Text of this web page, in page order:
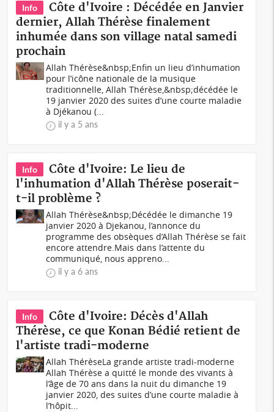
Info
Côte d'Ivoire : Décédée en Janvier
dernier, Allah Thérèse finalement
inhumée dans son village natal samedi
prochain
Allah Thérèse&nbsp;Enfin un lieu d’inhumation
pour l’icône nationale de la musique
traditionnelle, Allah Thérèse,&nbsp;décédée le
19 janvier 2020 des suites d’une courte maladie
à Djékanou (...
il y a 5 ans
Info
Côte d'Ivoire: Le lieu de
l'inhumation d'Allah Thérèse poserait-
t-il problème ?
Allah Thérèse&nbsp;Décédée le dimanche 19
janvier 2020 à Djekanou, l’annonce du
programme des obsèques d’Allah Thérèse se fait
encore attendre.Mais dans l’attente du
communiqué, nous appreno...
il y a 6 ans
Info
Côte d'Ivoire: Décès d'Allah
Thérèse, ce que Konan Bédié retient de
l'artiste tradi-moderne
Allah ThérèseLa grande artiste tradi-moderne
Allah Thérèse a quitté le monde des vivants à
l’âge de 70 ans dans la nuit du dimanche 19
janvier 2020, des suites d’une courte maladie à
l’hôpit...